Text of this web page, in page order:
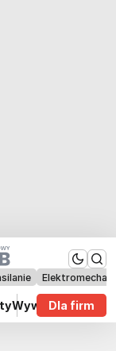
WywiadyDla firm